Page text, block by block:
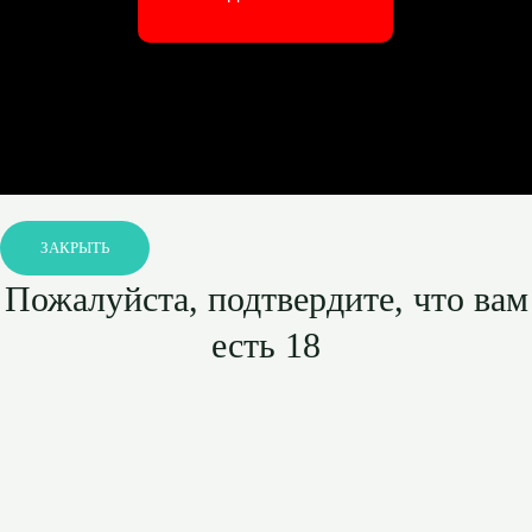
ЗАКРЫТЬ
Пожалуйста, подтвердите, что вам
есть 18